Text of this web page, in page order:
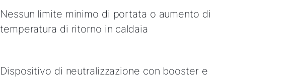
Nessun limite minimo di portata o aumento di
temperatura di ritorno in caldaia
Dispositivo di neutralizzazione con booster e